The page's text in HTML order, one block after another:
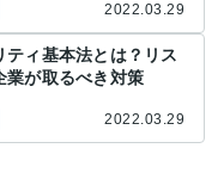
2022.03.29
ティ基本法とは？リス
業が取るべき対策
2022.03.29